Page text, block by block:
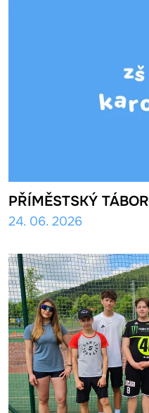
PŘÍMĚSTSKÝ TÁBOR
24. 06. 2026